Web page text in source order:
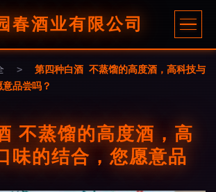
春酒业有限公司
>
第四种白酒 不蒸馏的高度酒，高科技与
品尝吗？
不蒸馏的高度酒，高
味的结合，您愿意品